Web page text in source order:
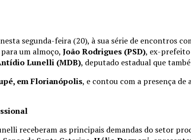
segunda-feira (20), à sua série de encontros
um almoço, João Rodrigues (PSD), ex-prefeito
Lunelli (MDB), deputado estadual que
em Florianópolis, e contou com a presença de
receberam as principais demandas do setor